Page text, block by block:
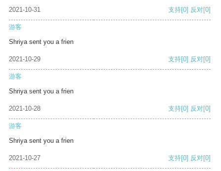
2021-10-31 支持[0] 反对[0]
游客
Shriya sent you a frien
2021-10-29 支持[0] 反对[0]
游客
Shriya sent you a frien
2021-10-28 支持[0] 反对[0]
游客
Shriya sent you a frien
2021-10-27 支持[0] 反对[0]